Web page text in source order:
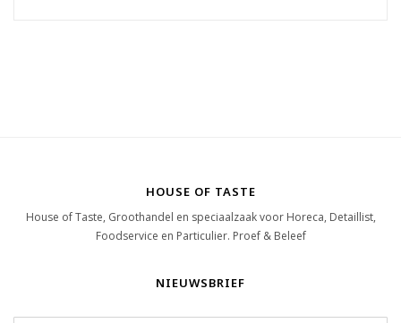
HOUSE OF TASTE
House of Taste, Groothandel en speciaalzaak voor Horeca, Detaillist,
Foodservice en Particulier. Proef & Beleef
NIEUWSBRIEF